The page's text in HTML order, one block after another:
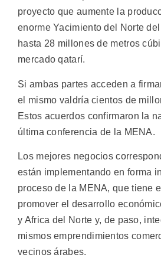
proyecto que aumente la
enorme Yacimiento del Norte
hasta 28 millones de metros
mercado qatarí.
Si ambas partes acceden a
el mismo valdría cientos de
Estos acuerdos confirmaron la
última conferencia de la MENA.
Los mejores negocios
están implementando en forma
proceso de la MENA, que tiene
promover el desarrollo
y Africa del Norte y, de paso,
mismos emprendimientos
vecinos árabes.